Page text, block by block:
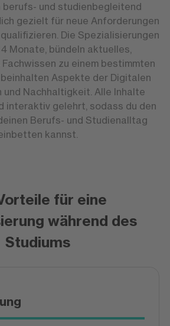
berufs- und studienbegleitend
gezielt für neue Anforderungen
Die Spezialisierungen
Monate, bündeln aktuelles,
zu einem bestimmten
Aspekte der Digitalen
Nachhaltigkeit. Alle Inhalte
interaktiv gelehrt, sodass du den
Berufs- und Studienalltag
kannst.
für eine
während des
Studiums